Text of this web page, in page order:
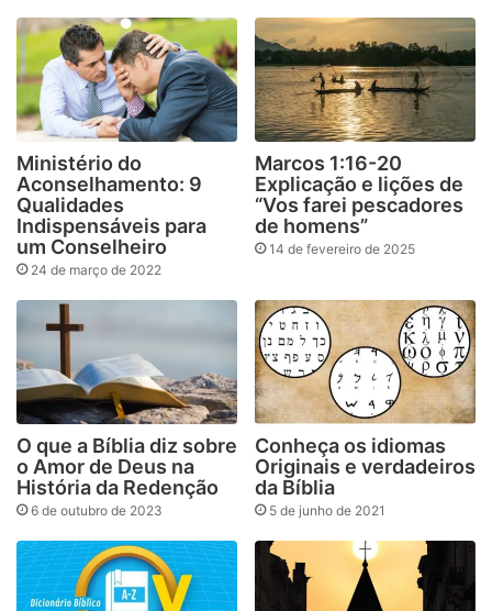
Ministério do
Aconselhamento: 9
Qualidades
Indispensáveis para
um Conselheiro
24 de março de 2022
Marcos 1:16-20
Explicação e lições de
“Vos farei pescadores
de homens”
14 de fevereiro de 2025
O que a Bíblia diz sobre
o Amor de Deus na
História da Redenção
6 de outubro de 2023
Conheça os idiomas
Originais e verdadeiros
da Bíblia
5 de junho de 2021